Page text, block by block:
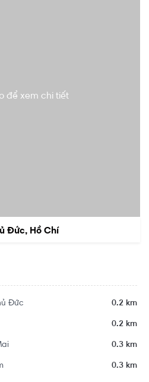
để xem chi tiết
Đức, Hồ Chí
Đức 0.2 km
0.2 km
0.3 km
0.3 km